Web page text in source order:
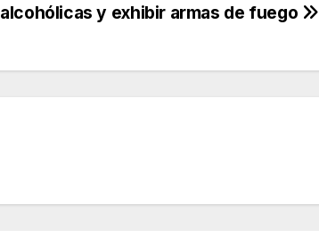
alcohólicas y exhibir armas de fuego